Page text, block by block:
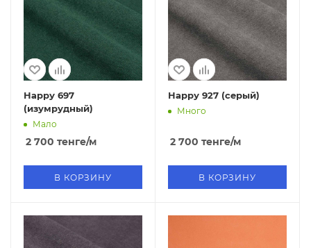
Нарру 697
(изумрудный)
Мало
2 700 тенге/м
В КОРЗИНУ
Нарру 927 (серый)
Много
2 700 тенге/м
В КОРЗИНУ